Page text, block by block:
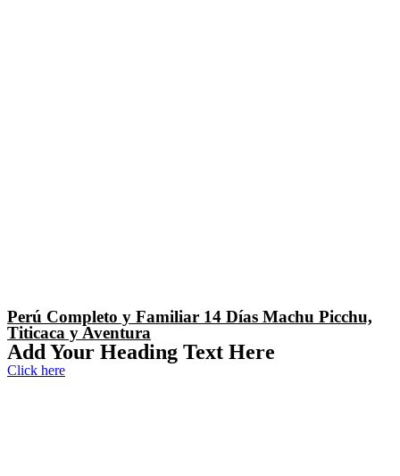
Perú Completo y Familiar 14 Días Machu Picchu,
Titicaca y Aventura
Add Your Heading Text Here
Click here